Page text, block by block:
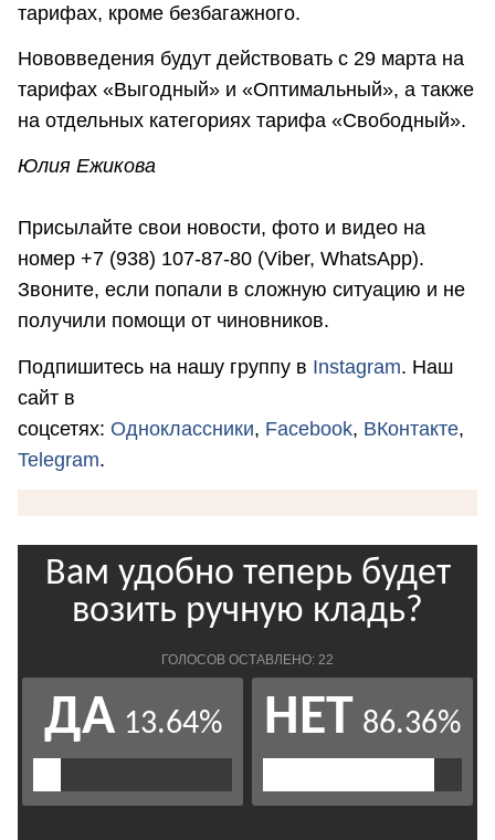
тарифах, кроме безбагажного.
Нововведения будут действовать с 29 марта на
тарифах «Выгодный» и «Оптимальный», а также
на отдельных категориях тарифа «Свободный».
Юлия Ежикова
Присылайте свои новости, фото и видео на
номер +7 (938) 107-87-80 (Viber, WhatsApp).
Звоните, если попали в сложную ситуацию и не
получили помощи от чиновников.
Подпишитесь на нашу группу в Instagram. Наш
сайт в
соцсетях: Одноклассники, Facebook, ВКонтакте,
Telegram.